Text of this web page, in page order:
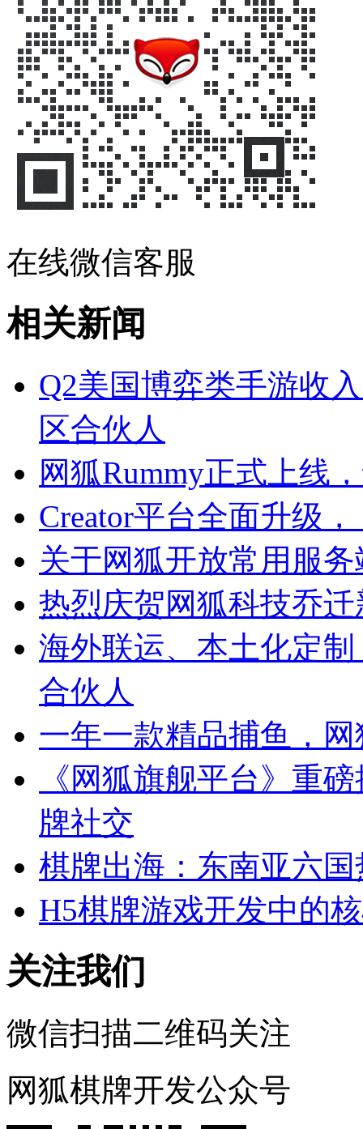
在线微信客服
相关新闻
Q2美国博弈类手游收
区合伙人
网狐Rummy正式上线
Creator平台全面升级
关于网狐开放常用服
热烈庆贺网狐科技乔迁
海外联运、本土化定
合伙人
一年一款精品捕鱼，
《网狐旗舰平台》重
牌社交
棋牌出海：东南亚六
H5棋牌游戏开发中的
关注我们
微信扫描二维码关注
网狐棋牌开发公众号